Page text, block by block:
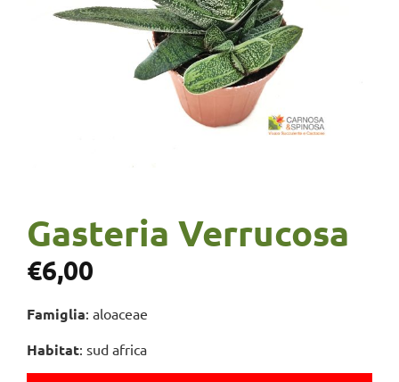
Gasteria Verrucosa
€6,00
Famiglia: aloaceae
Habitat: sud africa